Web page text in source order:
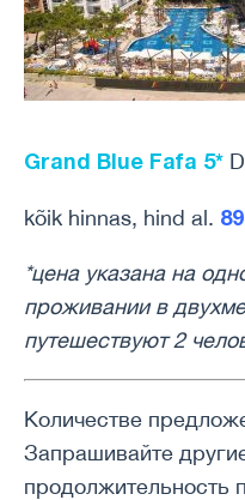
Grand Blue Fafa 5*
kõik hinnas, hind al.
*цена указана на
проживании в
путешествуют 2
Количестве
Запрашивайте
продолжительность